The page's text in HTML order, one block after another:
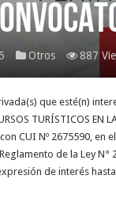
Otros 887
que esté(n)
TURÍSTICOS EN
con CUI Nº 2675590,
de la Ley
de interés